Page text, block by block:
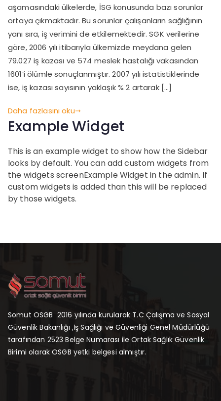
aşamasındaki ülkelerde, İSG konusunda bazı sorunlar
ortaya çıkmaktadır. Bu sorunlar çalışanların sağlığının
yanı sıra, iş verimini de etkilemektedir. SGK verilerine
göre, 2006 yılı itibarıyla ülkemizde meydana gelen
79.027 iş kazası ve 574 meslek hastalığı vakasından
1601’i ölümle sonuçlanmıştır. 2007 yılı istatistiklerinde
ise, iş kazası sayısının yaklaşık % 2 artarak […]
Daha fazlasını oku
Example Widget
This is an example widget to show how the Sidebar
looks by default. You can add custom widgets from
the widgets screenExample Widget in the admin. If
custom widgets is added than this will be replaced
by those widgets.
Somut OSGB 2016 yılında kurularak T.C Çalışma ve Sosyal
Güvenlik Bakanlığı ,İş Sağlığı ve Güvenliği Genel Müdürlüğü
tarafından 2523 Belge Numarası ile Ortak Sağlık Güvenlik
Birimi olarak OSGB yetki belgesi almıştır.